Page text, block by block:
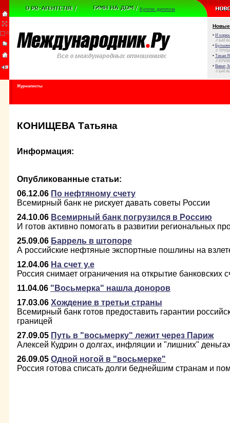
Куплю диплом
Новые
• И
//
•
//
• Тихая
//
• Виват,
//
Журналисты
КОНИЩЕВА Татьяна
Информация:
Опубликованные статьи:
06.12.06 По нефтяному счету
Всемирный банк не рискует давать советы России
24.10.06 Всемирный банк погрузился в Россию
И готов активно помогать в развитии региональных
25.09.06 Баррель в штопоре
А российские нефтяные экспортные пошлины на
12.04.06 На счет у.е
Россия снимает ограничения на открытие банковских
11.04.06 "Восьмерка" нашла доноров
17.03.06 Хождение в третьи страны
Всемирный банк готов предоставить гарантии
границей
27.09.05 Путь в "восьмерку" лежит через Париж
Алексей Кудрин о долгах, инфляции и "лишних"
26.09.05 Одной ногой в "восьмерке"
Россия готова списать долги беднейшим странам и